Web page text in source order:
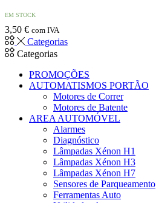
EM STOCK
3,50 € com IVA
Categorias
Categorias
PROMOÇÕES
AUTOMATISMOS PORTÃO
Motores de Correr
Motores de Batente
AREA AUTOMÓVEL
Alarmes
Diagnóstico
Lâmpadas Xénon H1
Lâmpadas Xénon H3
Lâmpadas Xénon H7
Sensores de Parqueamento
Ferramentas Auto